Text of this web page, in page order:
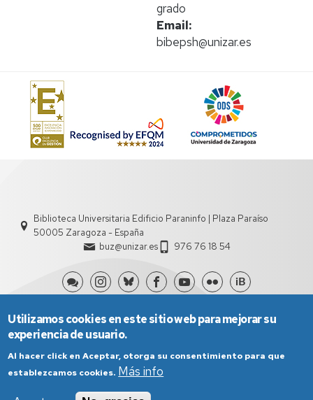
grado
Email
bibepsh@unizar.es
Biblioteca Universitaria Edificio Paraninfo | Plaza Paraíso
50005 Zaragoza - España
buz@unizar.es
976 76 18 54
Utilizamos cookies en este sitio web para mejorar su
experiencia de usuario.
Al hacer click en Aceptar, otorga su consentimiento para que
establezcamos cookies. Más info